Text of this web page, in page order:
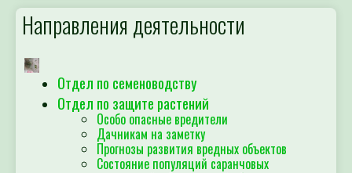
Направления деятельности
Отдел по семеноводству
Отдел по защите растений
Особо опасные вредители
Дачникам на заметку
Прогнозы развития вредных объектов
Состояние популяций саранчовых